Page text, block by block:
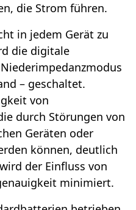
die Strom führen.
in jedem Gerät zu
die digitale
– geschaltet.
von
durch Störungen von
Geräten oder
können, deutlich
der Einfluss von
minimiert.